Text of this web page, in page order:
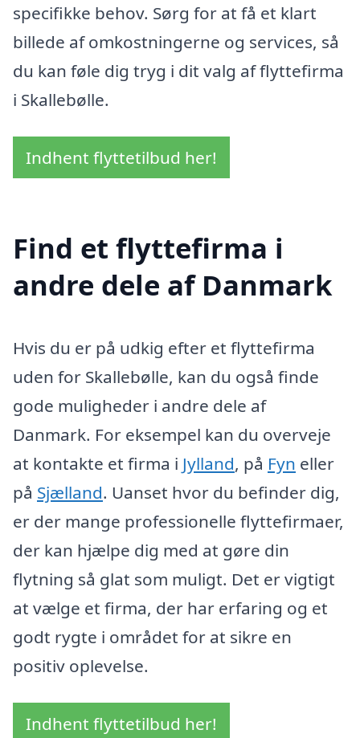
specifikke behov. Sørg for at få et klart
billede af omkostningerne og services, så
du kan føle dig tryg i dit valg af flyttefirma
i Skallebølle.
Indhent flyttetilbud her!
Find et flyttefirma i
andre dele af Danmark
Hvis du er på udkig efter et flyttefirma
uden for Skallebølle, kan du også finde
gode muligheder i andre dele af
Danmark. For eksempel kan du overveje
at kontakte et firma i Jylland, på Fyn eller
på Sjælland. Uanset hvor du befinder dig,
er der mange professionelle flyttefirmaer,
der kan hjælpe dig med at gøre din
flytning så glat som muligt. Det er vigtigt
at vælge et firma, der har erfaring og et
godt rygte i området for at sikre en
positiv oplevelse.
Indhent flyttetilbud her!